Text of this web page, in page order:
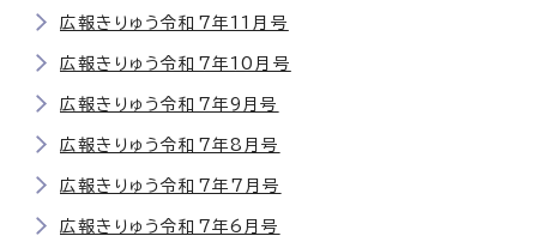
広報きりゅう令和7年11月号
広報きりゅう令和7年10月号
広報きりゅう令和7年9月号
広報きりゅう令和7年8月号
広報きりゅう令和7年7月号
広報きりゅう令和7年6月号